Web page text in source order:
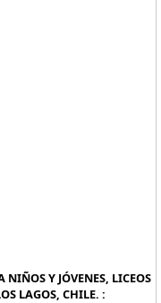
NIÑOS Y JÓVENES, LICEOS
LAGOS, CHILE. :